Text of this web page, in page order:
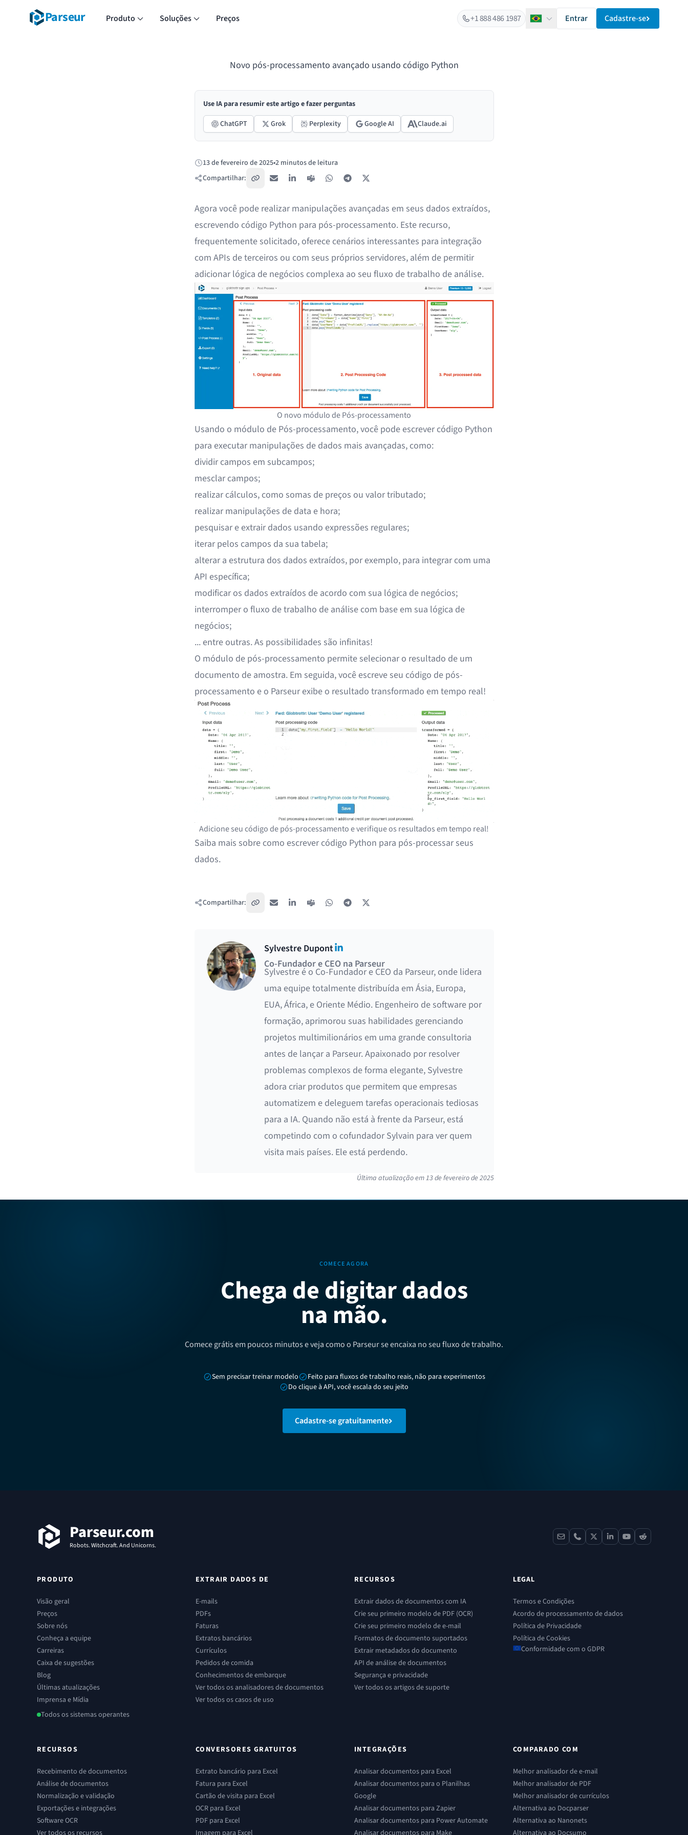
Parseur Produto Soluções Preços +1 888 486 1987 PortuguêsEntrar Cadastre-se
Novo pós-processamento avançado usando código Python
Use IA para resumir este artigo e fazer perguntas
ChatGPT
Grok Perplexity Google AI Claude.ai
Publicado:
13 de fevereiro de 2025•2 minutos de leitura
Compartilhar:
Copiar link
E-mail LinkedInTeams WhatsAppTelegram
Agora você pode realizar manipulações avançadas em seus dados extraídos,
escrevendo código Python para pós-processamento. Este recurso,
frequentemente solicitado, oferece cenários interessantes para integração
com APIs de terceiros ou com seus próprios servidores, além de permitir
adicionar lógica de negócios complexa ao seu fluxo de trabalho de análise.
O novo módulo de Pós-processamento
Usando o módulo de Pós-processamento, você pode escrever código Python
para executar manipulações de dados mais avançadas, como:
dividir campos em subcampos;
mesclar campos;
realizar cálculos, como somas de preços ou valor tributado;
realizar manipulações de data e hora;
pesquisar e extrair dados usando expressões regulares;
iterar pelos campos da sua tabela;
alterar a estrutura dos dados extraídos, por exemplo, para integrar com uma
API específica;
modificar os dados extraídos de acordo com sua lógica de negócios;
interromper o fluxo de trabalho de análise com base em sua lógica de
negócios;
... entre outras. As possibilidades são infinitas!
O módulo de pós-processamento permite selecionar o resultado de um
documento de amostra. Em seguida, você escreve seu código de pós-
processamento e o Parseur exibe o resultado transformado em tempo real!
Adicione seu código de pós-processamento e verifique os resultados em tempo real!
Saiba mais sobre como escrever código Python para pós-processar seus
dados.
Compartilhar: Copiar link
E-mail LinkedInTeams WhatsAppTelegram
Sylvestre DupontLinkedIn
Co-Fundador e CEO na Parseur
Sylvestre é o Co-Fundador e CEO da Parseur, onde lidera
uma equipe totalmente distribuída em Ásia, Europa,
EUA, África, e Oriente Médio. Engenheiro de software por
formação, aprimorou suas habilidades gerenciando
projetos multimilionários em uma grande consultoria
antes de lançar a Parseur. Apaixonado por resolver
problemas complexos de forma elegante, Sylvestre
adora criar produtos que permitem que empresas
automatizem e deleguem tarefas operacionais tediosas
para a IA. Quando não está à frente da Parseur, está
competindo com o cofundador Sylvain para ver quem
visita mais países. Ele está perdendo.
Última atualização em13 de fevereiro de 2025
COMECE AGORA
Chega de digitar dados
na mão.
Comece grátis em poucos minutos e veja como o Parseur se encaixa no seu fluxo de trabalho.
Sem precisar treinar modelo
Feito para fluxos de trabalho reais, não para experimentos
Do clique à API, você escala do seu jeito
Cadastre-se gratuitamente
Parseur.com
Robots. Witchcraft. And Unicorns. contactphone
x linkedinyoutube
reddit
PRODUTO
Visão geral
Preços
Sobre nós
Conheça a equipe
Carreiras
Caixa de sugestões
Blog
Últimas atualizações
Imprensa e Mídia
Todos os sistemas operantes
EXTRAIR DADOS DE
E-mails
PDFs
Faturas
Extratos bancários
Currículos
Pedidos de comida
Conhecimentos de embarque
Ver todos os analisadores de documentos
Ver todos os casos de uso
RECURSOS
Extrair dados de documentos com IA
Crie seu primeiro modelo de PDF (OCR)
Crie seu primeiro modelo de e-mail
Formatos de documento suportados
Extrair metadados do documento
API de análise de documentos
Segurança e privacidade
Ver todos os artigos de suporte
LEGAL
Termos e Condições
Acordo de processamento de dados
Política de Privacidade
Política de Cookies
Conformidade com o GDPR
RECURSOS
Recebimento de documentos
Análise de documentos
Normalização e validação
Exportações e integrações
Software OCR
Ver todos os recursos
CONVERSORES GRATUITOS
Extrato bancário para Excel
Fatura para Excel
Cartão de visita para Excel
OCR para Excel
PDF para Excel
Imagem para Excel
INTEGRAÇÕES
Analisar documentos para Excel
Analisar documentos para o Planilhas
Google
Analisar documentos para Zapier
Analisar documentos para Power Automate
Analisar documentos para Make
COMPARADO COM
Melhor analisador de e-mail
Melhor analisador de PDF
Melhor analisador de currículos
Alternativa ao Docparser
Alternativa ao Nanonets
Alternativa ao Docsumo